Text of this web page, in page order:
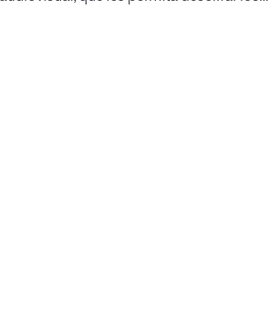
el aula es una excelente oportunidad
críticos. También permite la formación
se realiza una propuesta para la
de películas. Debe incidirse en el papel